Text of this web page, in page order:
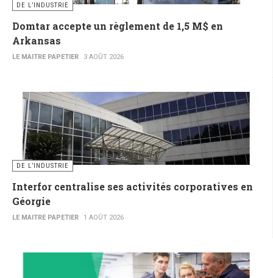
DE L’INDUSTRIE
Domtar accepte un règlement de 1,5 M$ en
Arkansas
LE MAITRE PAPETIER 3 AOÛT 2026
DE L’INDUSTRIE
Interfor centralise ses activités corporatives en
Géorgie
LE MAITRE PAPETIER 1 AOÛT 2026